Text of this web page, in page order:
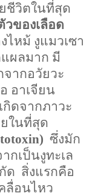
ชีวิตในที่สุด
ของเลือด
ไหม้ งูแมวเซา
แผลมาก มี
ากอวัยวะ
อาเจียน
กิดจากภาวะ
ในที่สุด
ซึ่งมัก
กเป็นงูทะเล
ด สิ่งแรกคือ
ลื่อนไหว